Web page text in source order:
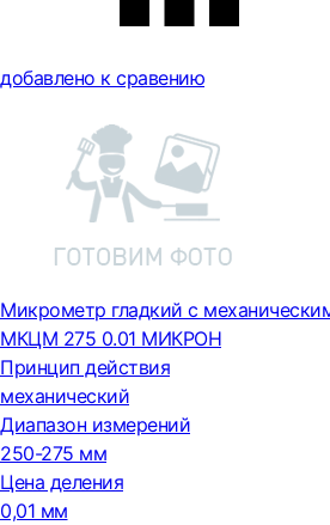
добавлено к сравению
Микрометр гладкий с
МКЦМ 275 0.01 МИКРОН
Принцип действия
механический
Диапазон измерений
250-275 мм
Цена деления
0,01 мм